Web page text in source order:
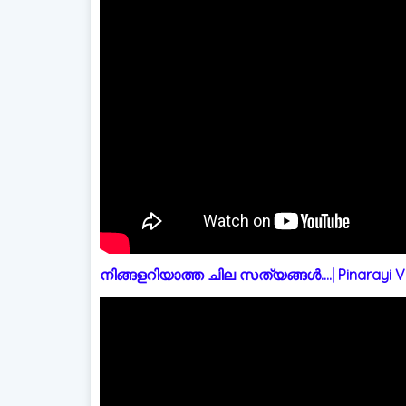
നിങ്ങളറിയാത്ത ചില സത്യങ്ങൾ....| Pinarayi